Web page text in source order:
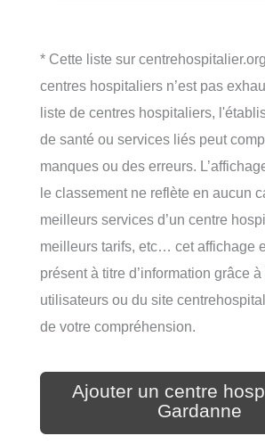
* Cette liste sur
centres hospitaliers n’est pas
liste de centres hospitaliers,
de santé ou services liés peut
manques ou des erreurs.
le classement ne reflète en aucun
meilleurs services d’un centre
meilleurs tarifs, etc… cet affichage
présent à titre d’information grâce à
utilisateurs ou du site
de votre compréhension.
Ajouter un centre
Gardanne